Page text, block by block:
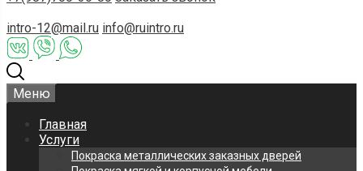
intro-12@mail.ru info@ruintro.ru
Меню
Главная
Услуги
Покраска металлических заказных дверей